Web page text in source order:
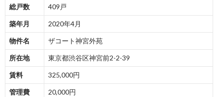
総戸数 409戸
築年月 2020年4月
物件名 ザコート神宮外苑
所在地 東京都渋谷区神宮前2-2-39
賃料 325,000円
管理費 20,000円